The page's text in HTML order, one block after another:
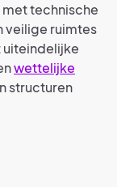
technische
veilige ruimtes
uiteindelijke
wettelijke
structuren